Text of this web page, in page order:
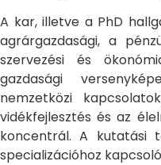
A kar, illetve a PhD
agrárgazdasági, a
szervezési és
gazdasági
nemzetközi
vidékfejlesztés és az
koncentrál. A kutatási
specializációhoz